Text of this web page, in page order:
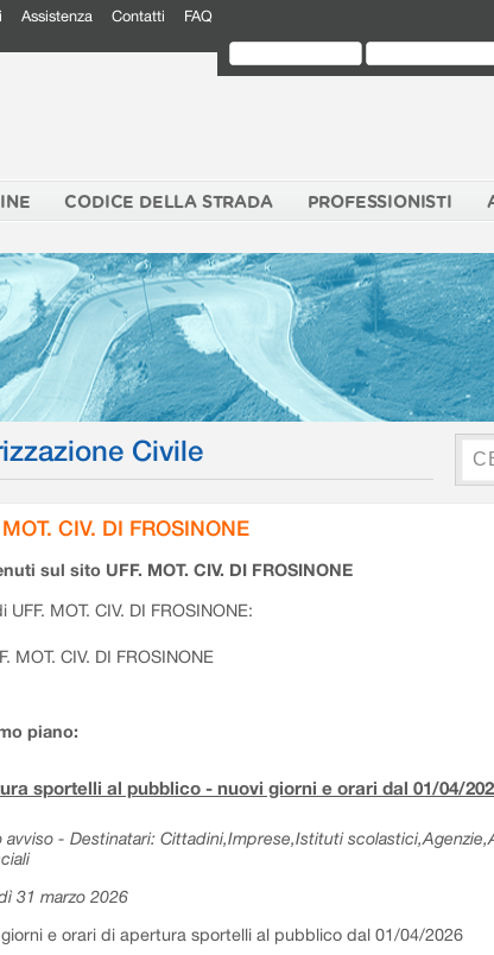
Assistenza Contatti FAQ
CODICE DELLA STRADA PROFESSIONISTI
Civile
CIV. DI FROSINONE
sul sito UFF. MOT. CIV. DI FROSINONE
UFF. MOT. CIV. DI FROSINONE:
MOT. CIV. DI FROSINONE
piano:
sportelli al pubblico - nuovi giorni e orari dal 01/04/
avviso - Destinatari: Cittadini,Imprese,Istituti
31 marzo 2026
giorni e orari di apertura sportelli al pubblico dal 01/04/2026